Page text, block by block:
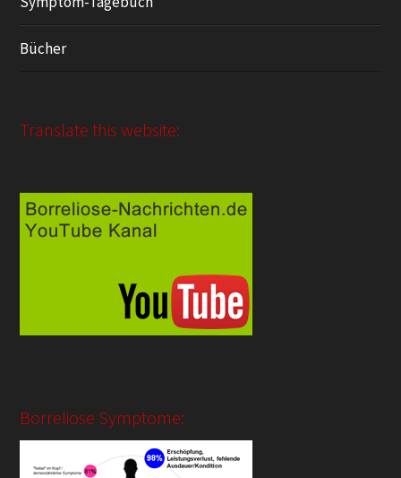
Bücher
Translate this website:
Borreliose Symptome: